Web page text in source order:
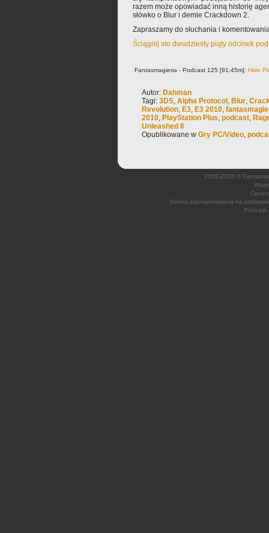
razem może opowiadać inną historię
słówko o Blur i demie Crackdown 2.
Zapraszamy do słuchania i
Ściągnij sto dwudziesty piąty odcinek
Fantasmagieria - Podcast 125 [91:45m]: Hide
Autor: Dahman
Tagi: 3DS, Alpha Protocol , Blur,
Revolution, E3, E3 2010,
2010, PlayStation Plus, podcast,
Unleashed II
Opublikowane w Gry PC/Video,
2008-2026 ©
Strona zaprojektowana na
Podcast